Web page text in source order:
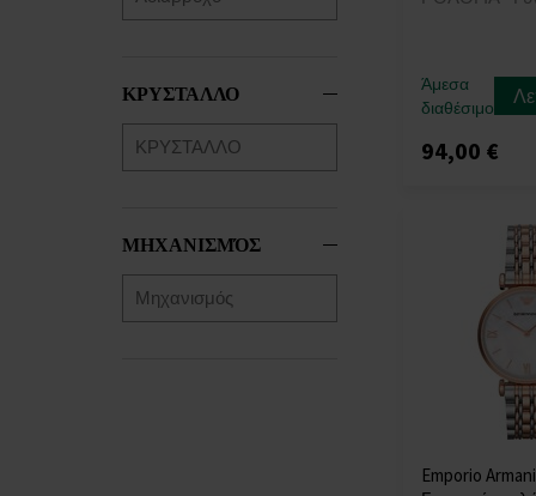
ΚΡΥΣΤΑΛΛΟ
ΜΗΧΑΝΙΣΜΌΣ
Άμεσα
διαθέσιμο
94,00 €
Emporio